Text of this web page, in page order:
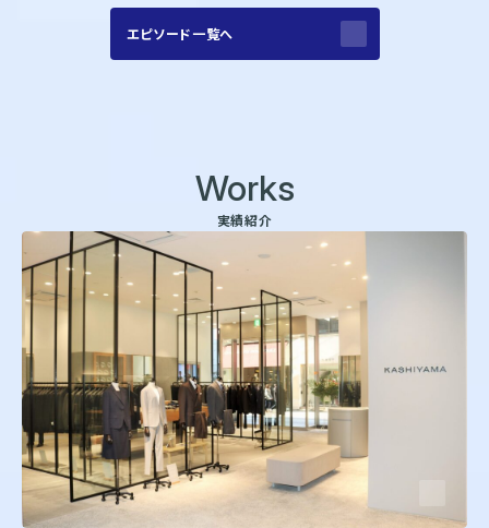
エピソード一覧へ
Works
実績紹介